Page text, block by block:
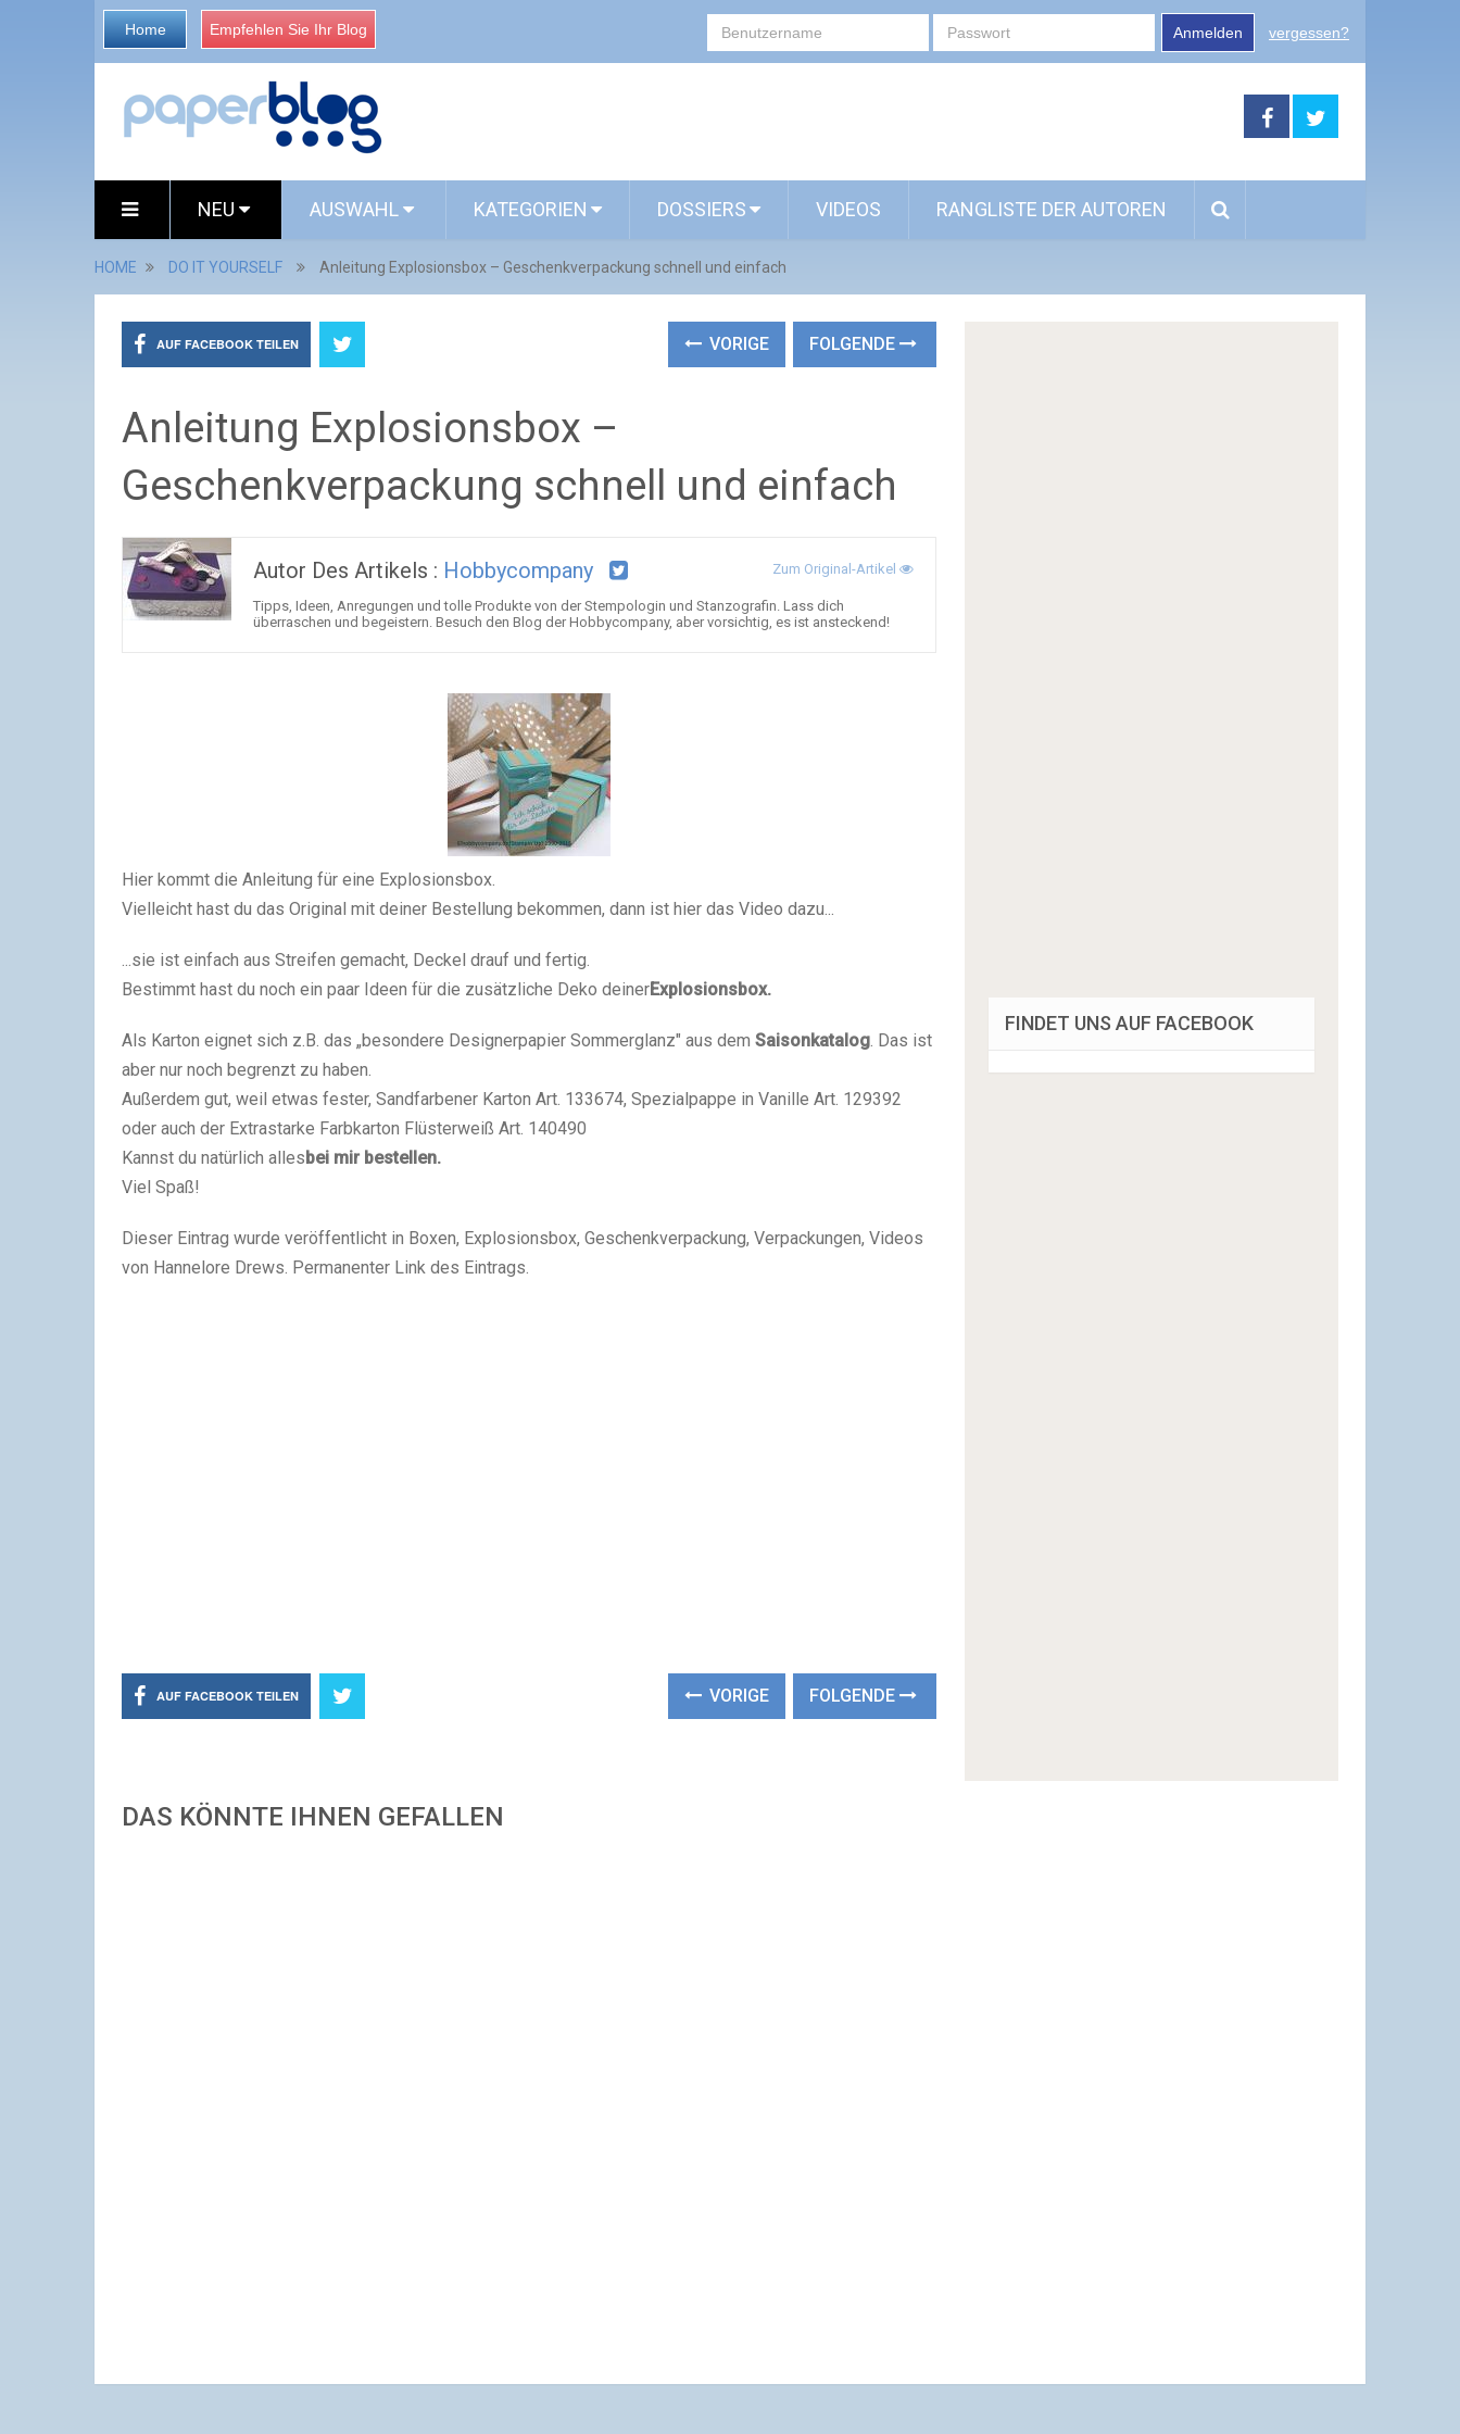
Home Empfehlen Sie Ihr Blog Anmelden vergessen?
NEU AUSWAHL KATEGORIEN DOSSIERS VIDEOS RANGLISTE DER AUTOREN
HOME DO IT YOURSELF Anleitung Explosionsbox – Geschenkverpackung schnell und einfach
AUF FACEBOOK TEILEN VORIGE FOLGENDE
Anleitung Explosionsbox –
Geschenkverpackung schnell und einfach
Autor Des Artikels : Hobbycompany Zum Original-Artikel
Tipps, Ideen, Anregungen und tolle Produkte von der Stempologin und Stanzografin. Lass dich
überraschen und begeistern. Besuch den Blog der Hobbycompany, aber vorsichtig, es ist ansteckend!
Hier kommt die Anleitung für eine Explosionsbox.
Vielleicht hast du das Original mit deiner Bestellung bekommen, dann ist hier das Video dazu...
...sie ist einfach aus Streifen gemacht, Deckel drauf und fertig.
Bestimmt hast du noch ein paar Ideen für die zusätzliche Deko deinerExplosionsbox.
Als Karton eignet sich z.B. das „besondere Designerpapier Sommerglanz" aus dem Saisonkatalog. Das ist
aber nur noch begrenzt zu haben.
Außerdem gut, weil etwas fester, Sandfarbener Karton Art. 133674, Spezialpappe in Vanille Art. 129392
oder auch der Extrastarke Farbkarton Flüsterweiß Art. 140490
Kannst du natürlich allesbei mir bestellen.
Viel Spaß!
Dieser Eintrag wurde veröffentlicht in Boxen, Explosionsbox, Geschenkverpackung, Verpackungen, Videos
von Hannelore Drews. Permanenter Link des Eintrags.
AUF FACEBOOK TEILEN VORIGE FOLGENDE
DAS KÖNNTE IHNEN GEFALLEN
FINDET UNS AUF FACEBOOK